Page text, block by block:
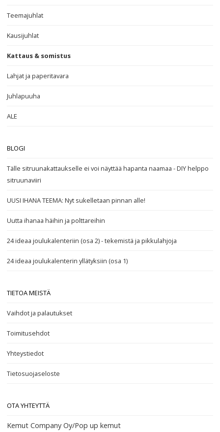
Teemajuhlat
Kausijuhlat
Kattaus & somistus
Lahjat ja paperitavara
Juhlapuuha
ALE
BLOGI
Tälle sitruunakattaukselle ei voi näyttää hapanta naamaa - DIY helppo
sitruunaviiri
UUSI IHANA TEEMA: Nyt sukelletaan pinnan alle!
Uutta ihanaa häihin ja polttareihin
24 ideaa joulukalenteriin (osa 2) - tekemistä ja pikkulahjoja
24 ideaa joulukalenterin yllätyksiin (osa 1)
TIETOA MEISTÄ
Vaihdot ja palautukset
Toimitusehdot
Yhteystiedot
Tietosuojaseloste
OTA YHTEYTTÄ
Kemut Company Oy/Pop up kemut